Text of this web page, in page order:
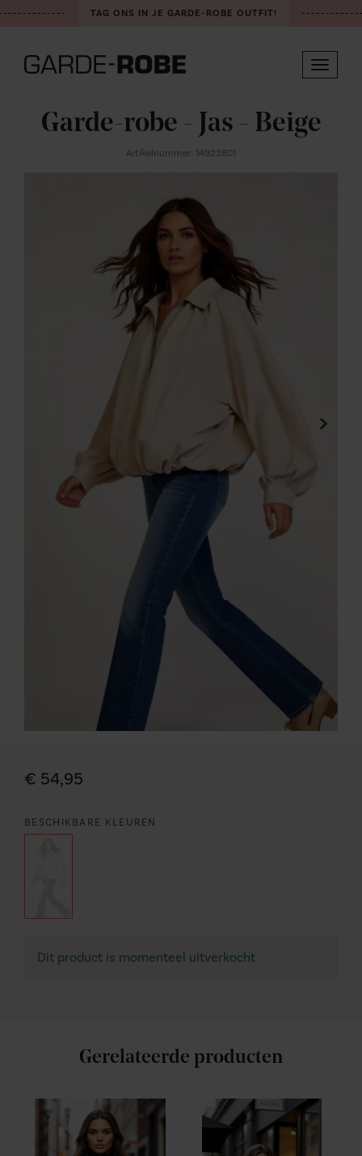
TAG ONS IN JE GARDE-ROBE OUTFIT!
Toggle
Garde-robe - Jas - Beige
Artikelnummer: 14922801
€ 54,95
BESCHIKBARE KLEUREN
Dit product is momenteel uitverkocht
Gerelateerde producten